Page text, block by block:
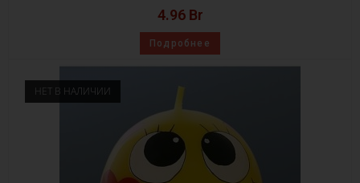
4.96 Br
Подробнее
НЕТ В НАЛИЧИИ